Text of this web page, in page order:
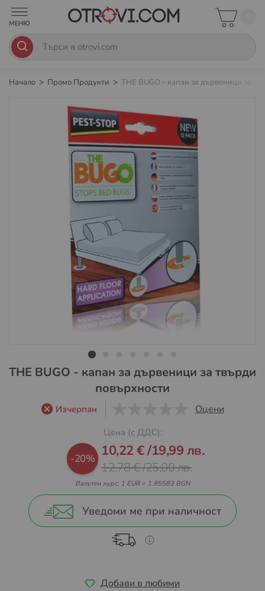
Начало Промо Продукти THE BUGO - капан за дървеници за
изображенията
Преминете
THE BUGO - капан за дървеници за твърди
повърхности
Изчерпан Оцени
Цена (с ДДС):
-20%
Промо
цена
10,22 €/19,99 лв.
12,78 €/25,00 лв.
Валутен курс: 1 EUR = 1.95583 BGN
Уведоми ме при наличност
Добави в любими